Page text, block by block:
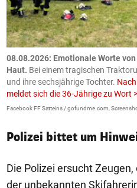
08.08.2026: Emotionale Worte
Haut. Bei einem tragischen
und ihre sechsjährige Tochter.
meldet sich die 36-Jährige zu Wort
Facebook FF Satteins / gofundme.com,
Polizei bittet um
Die Polizei ersucht
der unbekannten